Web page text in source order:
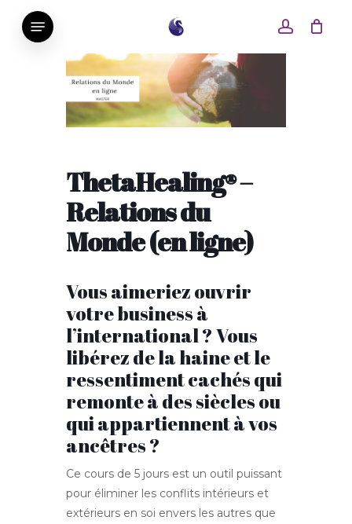
Skip
account
Menu
ThetaHealing® –
Relations du
Monde (en ligne)
Vous aimeriez ouvrir
votre business à
l’international ? Vous
libérez de la haine et le
ressentiment cachés qui
remonte à des siècles ou
qui appartiennent à vos
ancêtres ?
Ce cours de 5 jours est un outil puissant
pour éliminer les conflits intérieurs et
extérieurs en soi envers les autres que